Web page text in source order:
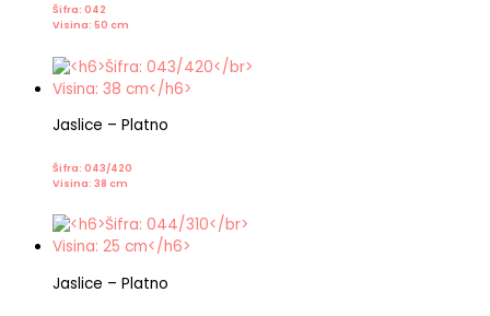
Šifra: 042
Visina: 50 cm
Jaslice – Platno
Šifra: 043/420
Visina: 38 cm
Jaslice – Platno